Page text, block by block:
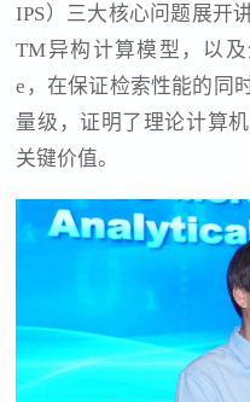
IPS）三大核心问题展开
TM异构计算模型，以及
e，在保证检索性能的同
量级，证明了理论计算
关键价值。